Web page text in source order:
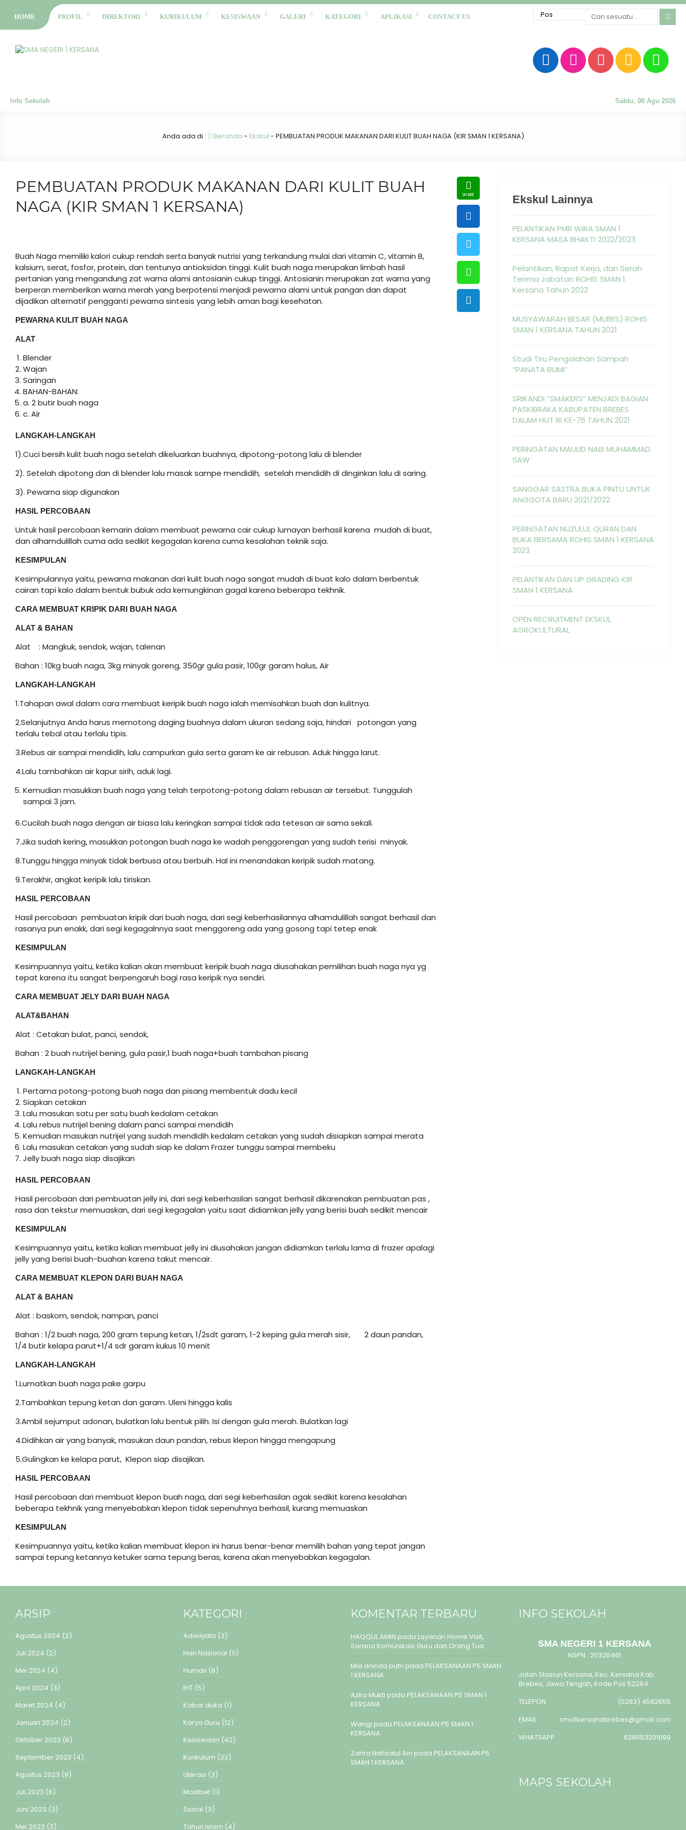
HOME PROFIL DIREKTORI KURIKULUM KESISWAAN GALERI KATEGORI APLIKASI CONTACT US
Info Sekolah Sabtu, 08 Agu 2026
Anda ada di : Beranda - Ekskul - PEMBUATAN PRODUK MAKANAN DARI KULIT BUAH NAGA (KIR SMAN 1 KERSANA)
PEMBUATAN PRODUK MAKANAN DARI KULIT BUAH
NAGA (KIR SMAN 1 KERSANA)
Buah Naga memiliki kalori cukup rendah serta banyak nutrisi yang terkandung mulai dari vitamin C, vitamin B,
kalsium, serat, fosfor, protein, dan tentunya antioksidan tinggi. Kulit buah naga merupakan limbah hasil
pertanian yang mengandung zat warna alami antosianin cukup tinggi. Antosianin merupakan zat warna yang
berperan memberikan warna merah yang berpotensi menjadi pewarna alami untuk pangan dan dapat
dijadikan alternatif pengganti pewarna sintesis yang lebih aman bagi kesehatan.
PEWARNA KULIT BUAH NAGA
ALAT
Blender
Wajan
Saringan
BAHAN-BAHAN:
a. 2 butir buah naga
c. Air
LANGKAH-LANGKAH
1).Cuci bersih kulit buah naga setelah dikeluarkan buahnya, dipotong-potong lalu di blender
2). Setelah dipotong dan di blender lalu masak sampe mendidih, setelah mendidih di dinginkan lalu di saring.
3). Pewarna siap digunakan
HASIL PERCOBAAN
Untuk hasil percobaan kemarin dalam membuat pewarna cair cukup lumayan berhasil karena mudah di buat,
dan alhamdulillah cuma ada sedikit kegagalan karena cuma kesalahan teknik saja.
KESIMPULAN
Kesimpulannya yaitu, pewarna makanan dari kulit buah naga sangat mudah di buat kalo dalam berbentuk
cairan tapi kalo dalam bentuk bubuk ada kemungkinan gagal karena beberapa tekhnik.
CARA MEMBUAT KRIPIK DARI BUAH NAGA
ALAT & BAHAN
Alat : Mangkuk, sendok, wajan, talenan
Bahan : 10kg buah naga, 3kg minyak goreng, 350gr gula pasir, 100gr garam halus, Air
LANGKAH-LANGKAH
1.Tahapan awal dalam cara membuat keripik buah naga ialah memisahkan buah dan kulitnya.
2.Selanjutnya Anda harus memotong daging buahnya dalam ukuran sedang saja, hindari potongan yang
terlalu tebal atau terlalu tipis.
3.Rebus air sampai mendidih, lalu campurkan gula serta garam ke air rebusan. Aduk hingga larut.
4.Lalu tambahkan air kapur sirih, aduk lagi.
Kemudian masukkan buah naga yang telah terpotong-potong dalam rebusan air tersebut. Tunggulah
sampai 3 jam.
6.Cucilah buah naga dengan air biasa lalu keringkan sampai tidak ada tetesan air sama sekali.
7.Jika sudah kering, masukkan potongan buah naga ke wadah penggorengan yang sudah terisi minyak.
8.Tunggu hingga minyak tidak berbusa atau berbuih. Hal ini menandakan keripik sudah matang.
9.Terakhir, angkat keripik lalu tiriskan.
HASIL PERCOBAAN
Hasil percobaan pembuatan kripik dari buah naga, dari segi keberhasilannya alhamdulillah sangat berhasil dan
rasanya pun enakk, dari segi kegagalnnya saat menggoreng ada yang gosong tapi tetep enak
KESIMPULAN
Kesimpuannya yaitu, ketika kalian akan membuat keripik buah naga diusahakan pemilihan buah naga nya yg
tepat karena itu sangat berpengaruh bagi rasa keripik nya sendiri.
CARA MEMBUAT JELY DARI BUAH NAGA
ALAT&BAHAN
Alat : Cetakan bulat, panci, sendok,
Bahan : 2 buah nutrijel bening, gula pasir,1 buah naga+buah tambahan pisang
LANGKAH-LANGKAH
Pertama potong-potong buah naga dan pisang membentuk dadu kecil
Siapkan cetakan
Lalu masukan satu per satu buah kedalam cetakan
Lalu rebus nutrijel bening dalam panci sampai mendidih
Kemudian masukan nutrijel yang sudah mendidih kedalam cetakan yang sudah disiapkan sampai merata
Lalu masukan cetakan yang sudah siap ke dalam Frazer tunggu sampai membeku
Jelly buah naga siap disajikan
HASIL PERCOBAAN
Hasil percobaan dari pembuatan jelly ini, dari segi keberhasilan sangat berhasil dikarenakan pembuatan pas ,
rasa dan tekstur memuaskan, dari segi kegagalan yaitu saat didiamkan jelly yang berisi buah sedikit mencair
KESIMPULAN
Kesimpuannya yaitu, ketika kalian membuat jelly ini diusahakan jangan didiamkan terlalu lama di frazer apalagi
jelly yang berisi buah-buahan karena takut mencair.
CARA MEMBUAT KLEPON DARI BUAH NAGA
ALAT & BAHAN
Alat : baskom, sendok, nampan, panci
Bahan : 1/2 buah naga, 200 gram tepung ketan, 1/2sdt garam, 1-2 keping gula merah sisir, 2 daun pandan,
1/4 butir kelapa parut+1/4 sdr garam kukus 10 menit
LANGKAH-LANGKAH
1.Lumatkan buah naga pake garpu
2.Tambahkan tepung ketan dan garam. Uleni hingga kalis
3.Ambil sejumput adonan, bulatkan lalu bentuk pilih. Isi dengan gula merah. Bulatkan lagi
4.Didihkan air yang banyak, masukan daun pandan, rebus klepon hingga mengapung
5.Gulingkan ke kelapa parut, Klepon siap disajikan.
HASIL PERCOBAAN
Hasil percobaan dari membuat klepon buah naga, dari segi keberhasilan agak sedikit karena kesalahan
beberapa tekhnik yang menyebabkan klepon tidak sepenuhnya berhasil, kurang memuaskan
KESIMPULAN
Kesimpuannya yaitu, ketika kalian membuat klepon ini harus benar-benar memilih bahan yang tepat jangan
sampai tepung ketannya ketuker sama tepung beras, karena akan menyebabkan kegagalan.
Ekskul Lainnya
PELANTIKAN PMR WIRA SMAN 1
KERSANA MASA BHAKTI 2022/2023
Pelantikan, Rapat Kerja, dan Serah
Terima Jabatan ROHIS SMAN 1
Kersana Tahun 2022
MUSYAWARAH BESAR (MUBES) ROHIS
SMAN 1 KERSANA TAHUN 2021
Studi Tiru Pengolahan Sampah
“PANATA BUMI”
SRIKANDI “SMAKERS” MENJADI BAGIAN
PASKIBRAKA KABUPATEN BREBES
DALAM HUT RI KE-76 TAHUN 2021
PERINGATAN MAULID NABI MUHAMMAD
SAW
SANGGAR SASTRA BUKA PINTU UNTUK
ANGGOTA BARU 2021/2022
PERINGATAN NUZULUL QURAN DAN
BUKA BERSAMA ROHIS SMAN 1 KERSANA
2023
PELANTIKAN DAN UP GRADING KIR
SMAN 1 KERSANA
OPEN RECRUITMENT EKSKUL
AGROKULTURAL
ARSIP
Agustus 2024 (2)
Juli 2024 (2)
Mei 2024 (4)
April 2024 (3)
Maret 2024 (4)
Januari 2024 (2)
Oktober 2023 (8)
September 2023 (4)
Agustus 2023 (9)
Juli 2023 (6)
Juni 2023 (3)
Mei 2023 (3)
KATEGORI
Adiwiyata (3)
Hari Nasional (11)
Humas (8)
IHT(5)
Kabar duka (1)
Karya Guru (12)
Kesiswaan (42)
Kurikulum (33)
Literasi (3)
Mostbet(1)
Sosial (3)
Tahun Islam (4)
KOMENTAR TERBARU
HAQQUL AMIN pada Layanan Home Visit,
Sarana Komunikasi Guru dan Orang Tua
Mia aninda putri pada PELAKSANAAN P5 SMAN
1 KERSANA
Azka Mukti pada PELAKSANAAN P5 SMAN 1
KERSANA
Wangi pada PELAKSANAAN P5 SMAN 1
KERSANA
Zahra Nafisatul Ain pada PELAKSANAAN P5
SMAN 1 KERSANA
INFO SEKOLAH
SMA NEGERI 1 KERSANA
NSPN : 20326461
Jalan Stasiun Kersana, Kec. Kersana Kab.
Brebes, Jawa Tengah, Kode Pos 52264
TELEPON
(0283) 4582655
EMAIL
sma1kersanabrebes@gmail.com
WHATSAPP
628553201099
MAPS SEKOLAH